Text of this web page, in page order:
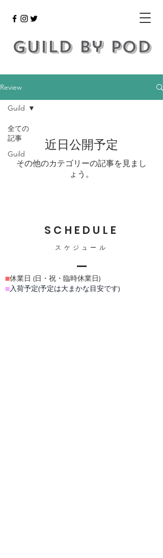
Guild by POD
Review
全ての
記事
Guild
Guild
近日公開予定
その他のカテゴリーの記事を見まし
ょう。
SCHEDULE
スケジュール
■休業日 (日・祝・臨時休業日)
■入荷予定(予定は大まかな目安です)​